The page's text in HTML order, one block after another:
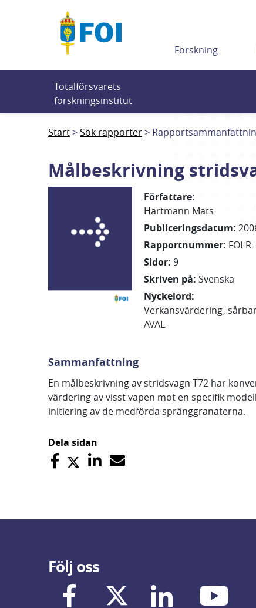
Forskning
Totalförsvarets
forskningsinstitut
Start Sök rapporter
Målbeskrivning
Författare:
Hartmann Mats
Publiceringsdatum:
Rapportnummer: FOI-
Sidor: 9
Skriven på: Svenska
Nyckelord:
Verkansvärdering
AVAL
Sammanfattning
En målbeskrivning av stridsvagn T72 har
värdering av visst vapen mot en specifik
initiering av de medförda spränggranaterna.
Dela sidan
Följ oss